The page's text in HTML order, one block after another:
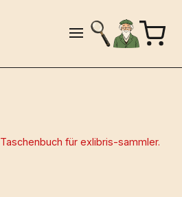
Taschenbuch für exlibris-sammler.